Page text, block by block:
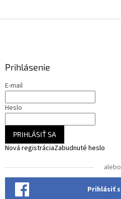
Prihlásenie
E-mail
Heslo
PRIHLÁSIŤ SA
Nová registráciaZabudnuté heslo
alebo
Prihlásiť